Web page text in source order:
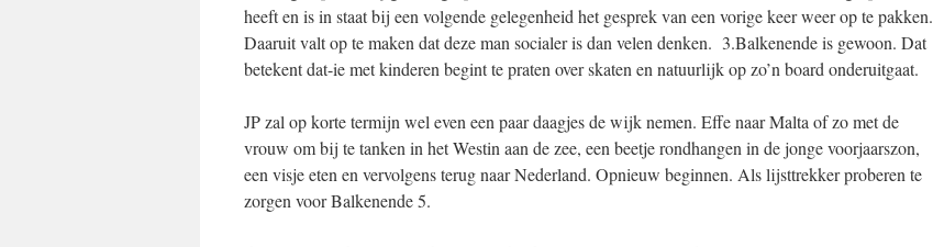
heeft en is in staat bij een volgende gelegenheid het gesprek van een vorige keer weer op te pakken.
Daaruit valt op te maken dat deze man socialer is dan velen denken. 3.Balkenende is gewoon. Dat
betekent dat-ie met kinderen begint te praten over skaten en natuurlijk op zo’n board onderuitgaat.
JP zal op korte termijn wel even een paar daagjes de wijk nemen. Effe naar Malta of zo met de
vrouw om bij te tanken in het Westin aan de zee, een beetje rondhangen in de jonge voorjaarszon,
een visje eten en vervolgens terug naar Nederland. Opnieuw beginnen. Als lijsttrekker proberen te
zorgen voor Balkenende 5.